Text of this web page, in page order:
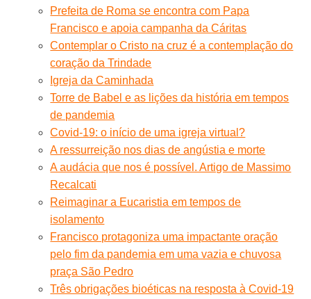
Prefeita de Roma se encontra com Papa
Francisco e apoia campanha da Cáritas
Contemplar o Cristo na cruz é a contemplação do
coração da Trindade
Igreja da Caminhada
Torre de Babel e as lições da história em tempos
de pandemia
Covid-19: o início de uma igreja virtual?
A ressurreição nos dias de angústia e morte
A audácia que nos é possível. Artigo de Massimo
Recalcati
Reimaginar a Eucaristia em tempos de
isolamento
Francisco protagoniza uma impactante oração
pelo fim da pandemia em uma vazia e chuvosa
praça São Pedro
Três obrigações bioéticas na resposta à Covid-19